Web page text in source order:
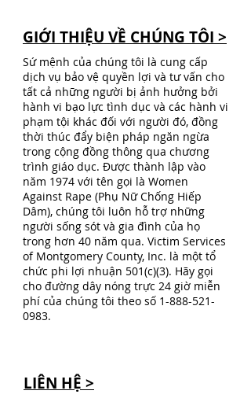
GIỚI THIỆU VỀ CHÚNG TÔI >
Sứ mệnh của chúng tôi là cung cấp
dịch vụ bảo vệ quyền lợi và tư vấn cho
tất cả những người bị ảnh hưởng bởi
hành vi bạo lực tình dục và các hành vi
phạm tội khác đối với người đó, đồng
thời thúc đẩy biện pháp ngăn ngừa
trong cộng đồng thông qua chương
trình giáo dục. Được thành lập vào
năm 1974 với tên gọi là Women
Against Rape (Phụ Nữ Chống Hiếp
Dâm), chúng tôi luôn hỗ trợ những
người sống sót và gia đình của họ
trong hơn 40 năm qua. Victim Services
of Montgomery County, Inc. là một tổ
chức phi lợi nhuận 501(c)(3). Hãy gọi
cho đường dây nóng trực 24 giờ miễn
phí của chúng tôi theo số 1-888-521-
0983.
LIÊN HỆ >